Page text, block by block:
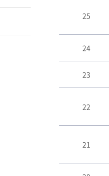
판
스
25
24
23
22
21